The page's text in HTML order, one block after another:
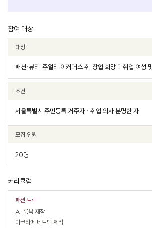
참여 대상
대상
패션·뷰티·주얼리 이커머스 취·창업 희망 미취업 여성
조건
서울특별시 주민등록 거주자 · 취업 의사 분명한 자
모집 인원
20명
커리큘럼
패션 트랙
AI 룩북 제작
마크라메 네트백 제작